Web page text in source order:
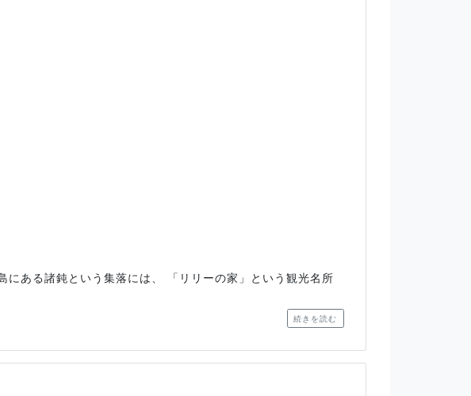
ある諸鈍という集落には、 「リリーの家」という観光名所
続きを読む